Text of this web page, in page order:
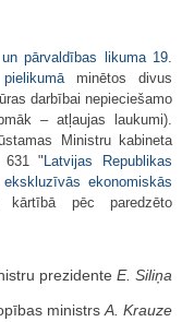
pārvaldības likuma 19.
pielikumā minētos divus
darbībai nepieciešamo
– atļaujas laukumi).
Ministru kabineta
631 " Latvijas Republikas
ekonomiskās
kārtībā pēc paredzēto
prezidente E. Siliņa
ministrs A. Krauze